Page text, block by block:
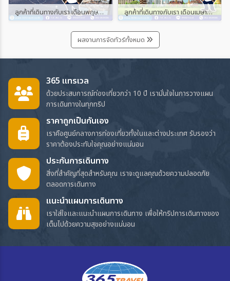
ลูกค้าที่เดินทางกับเรา เดือนพฤษภาคม และมิถุนายน 2567 ลูกค้าที่เดินทางกับเรา เดือนเมษายน 2567
ผลงานการจัดทัวร์ทั้งหมด
365 แทรเวล
ด้วยประสบการณ์ท่องเที่ยวกว่า 10 ปี เรามั่นใจในการวางแผน
การเดินทางในทุกทริป
ราคาถูกเป็นกันเอง
เราคือศูนย์กลางการท่องเที่ยวทั้งในและต่างประเทศ รับรองว่า
ราคาต้องประทับใจคุณอย่างแน่นอน
ประกันการเดินทาง
สิ่งที่สำคัญที่สุดสำหรับคุณ เราจะดูแลคุณด้วยความปลอดภัย
ตลอดการเดินทาง
แนะนำแผนการเดินทาง
เราใส่ใจและแนะนำแผนการเดินทาง เพื่อให้ทริปการเดินทางของ
เต็มไปด้วยความสุขอย่างแน่นอน